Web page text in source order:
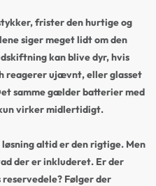
frister den hurtige og
siger meget lidt om den
kan blive dyr, hvis
reagerer ujævnt, eller glasset
samme gælder batterier med
virker midlertidigt.
altid er den rigtige. Men
der er inkluderet. Er der
Følger der